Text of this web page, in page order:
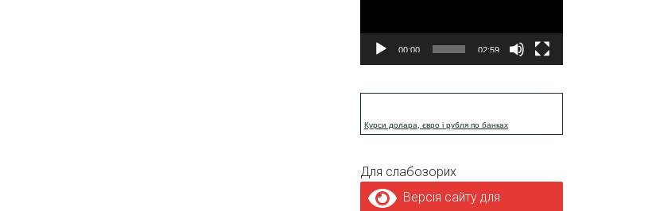
00:00 02:59
Курси долара, євро і рубля по банках
Для слабозорих
Версія сайту для